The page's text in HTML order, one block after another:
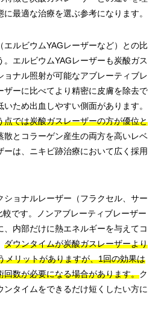
最適な治療を選ぶ参考になります。
エルビウムYAGレーザーなど）との比
エルビウムYAGレーザーも炭酸ガス
ョナル照射が可能なアブレーティブレ
ザーに比べてより精密に皮膚を除去で
ため出血しやすい側面があります。
点では炭酸ガスレーザーの方が優位と
散とコラーゲン産生の両方を高いレベ
ーは、ニキビ跡治療において広く採用
ショナルレーザー（フラクセル、サー
です。ノンアブレーティブレーザー
、内部だけに熱エネルギーを与えてコ
ダウンタイムが炭酸ガスレーザーより
メリットがありますが、1回の効果は
回数が必要になる場合があります。ク
ンタイムをできるだけ短くしたい方に